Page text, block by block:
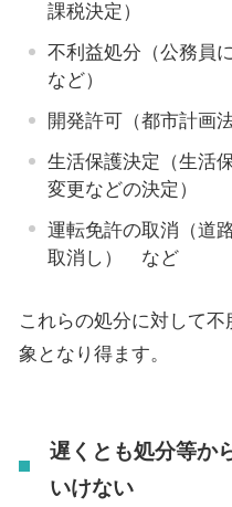
課税決定）
不利益処分（公務員
など）
開発許可（都市計画
生活保護決定（生活
変更などの決定）
運転免許の取消（道
取消し） など
これらの処分に対して
象となり得ます。
遅くとも処分等か
いけない